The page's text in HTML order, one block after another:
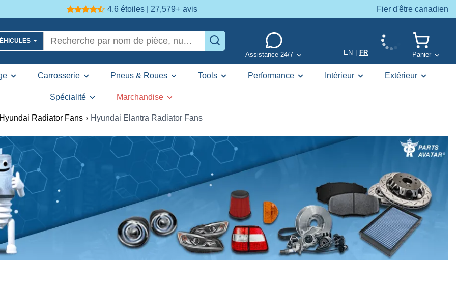
4.6 étoiles | 27,579+ avis Fier d'être canadien
Assistance 24/7 EN FR Panier
Carrosserie Pneus & Roues Tools Performance Intérieur Extérieur
Spécialité Marchandise
Hyundai Radiator Fans › Hyundai Elantra Radiator Fans